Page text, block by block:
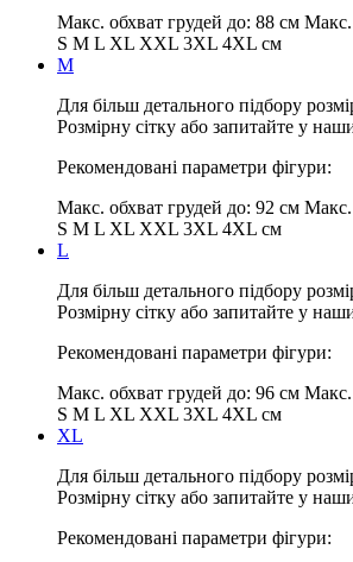
Макс. обхват грудей до: 88 см Макс.
S M L XL XXL 3XL 4XL см
M
Для більш детального підбору
Розмірну сітку або запитайте у
Рекомендовані параметри фігури:
Макс. обхват грудей до: 92 см Макс.
S M L XL XXL 3XL 4XL см
L
Для більш детального підбору
Розмірну сітку або запитайте у
Рекомендовані параметри фігури:
Макс. обхват грудей до: 96 см Макс.
S M L XL XXL 3XL 4XL см
XL
Для більш детального підбору
Розмірну сітку або запитайте у
Рекомендовані параметри фігури: